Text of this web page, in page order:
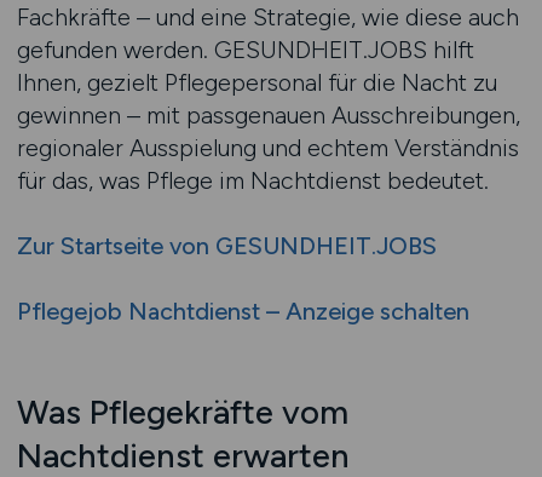
Fachkräfte – und eine Strategie, wie diese auch
gefunden werden. GESUNDHEIT.JOBS hilft
Ihnen, gezielt Pflegepersonal für die Nacht zu
gewinnen – mit passgenauen Ausschreibungen,
regionaler Ausspielung und echtem Verständnis
für das, was Pflege im Nachtdienst bedeutet.
Zur Startseite von GESUNDHEIT.JOBS
Pflegejob Nachtdienst – Anzeige schalten
Was Pflegekräfte vom
Nachtdienst erwarten